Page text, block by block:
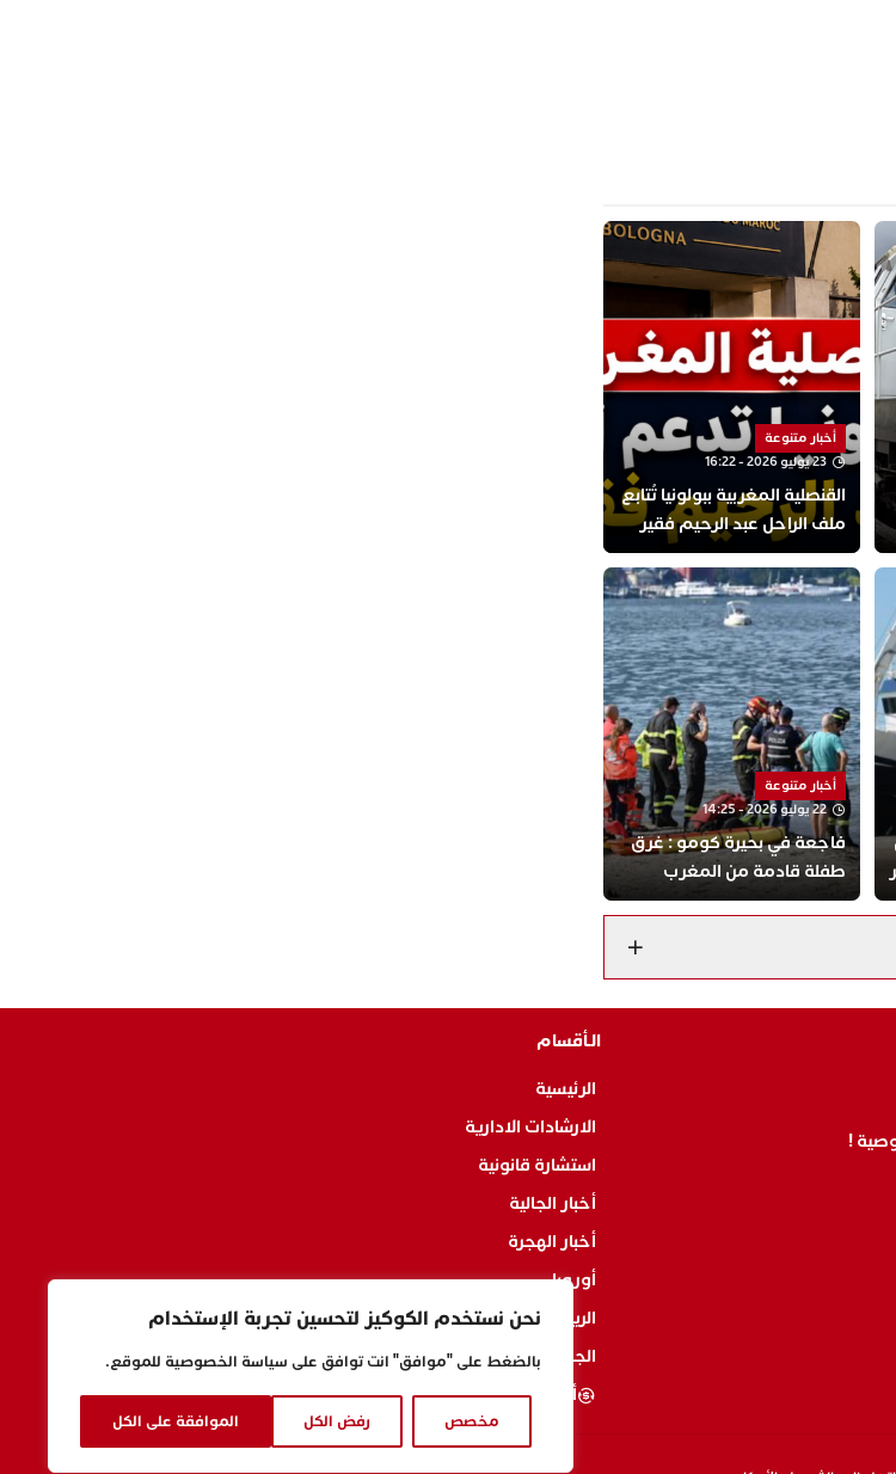
نحن نستخدم الكوكيز لتحسين تجربة الإستخدام
بالضغط على "موافق" انت توافق على سياسة الخصوصية للموقع.
مخصص رفض الكل الموافقة على الكل
أخبار متنوعة
23 يوليو 2026 - 16:22
القنصلية المغربية ببولونيا تُتابع
ملف الراحل عبد الرحيم فقير
وتتعهد بالدعم الكامل لسرته
أخبار متنوعة
22 يوليو 2026 - 14:25
فاجعة في بحيرة كومو : غرق
طفلة قادمة من المغرب
لقضاء عطلة الصيف برفقة
!
الـأقسام
الرئيسية
الارشادات الادارية
استشارة قانونية
أخبار الجالية
أخبار الهجرة
أوروبا
الرياضة
الجالية TV
أسعار الصرف